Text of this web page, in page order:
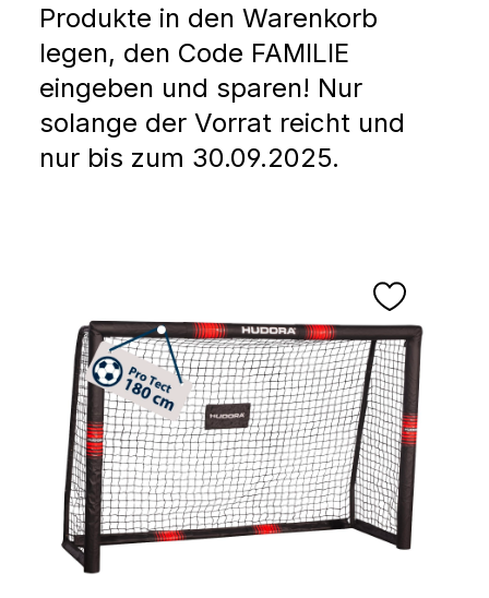
Produkte in den Warenkorb
legen, den Code FAMILIE
eingeben und sparen! Nur
solange der Vorrat reicht und
nur bis zum 30.09.2025.